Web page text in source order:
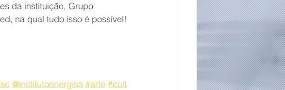
da instituição, Grupo
na qual tudo isso é possível!
@institutoenergisa #arte #cult